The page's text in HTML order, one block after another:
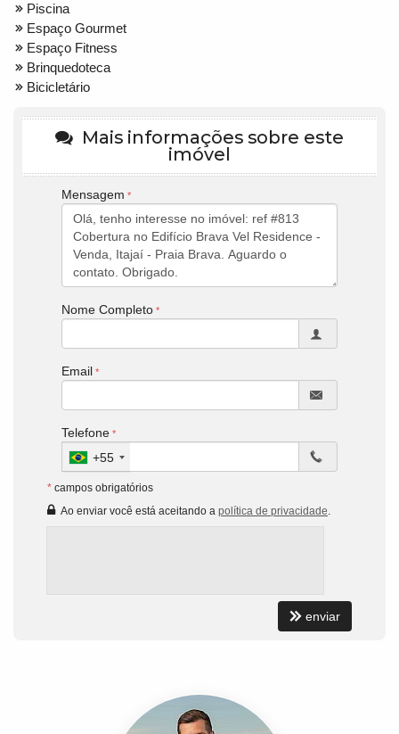
Piscina
Espaço Gourmet
Espaço Fitness
Brinquedoteca
Bicicletário
Mais informações sobre este
imóvel
Mensagem
Nome Completo
Email
Telefone
+55
* campos obrigatórios
Ao enviar você está aceitando a política de privacidade.
enviar